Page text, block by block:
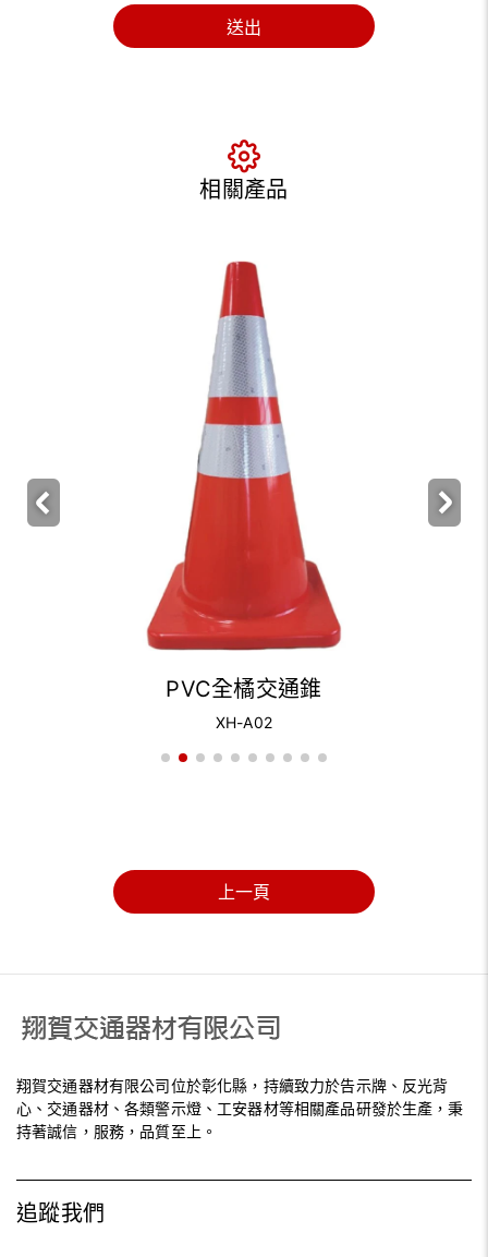
送出
相關產品
PVC全橘交通錐
XH-A02
上一頁
翔賀交通器材有限公司位於彰化縣，持續致力於告示牌、反光背
心、交通器材、各類警示燈、工安器材等相關產品研發於生產，秉
持著誠信，服務，品質至上。
追蹤我們